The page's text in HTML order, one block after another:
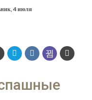
4 июля